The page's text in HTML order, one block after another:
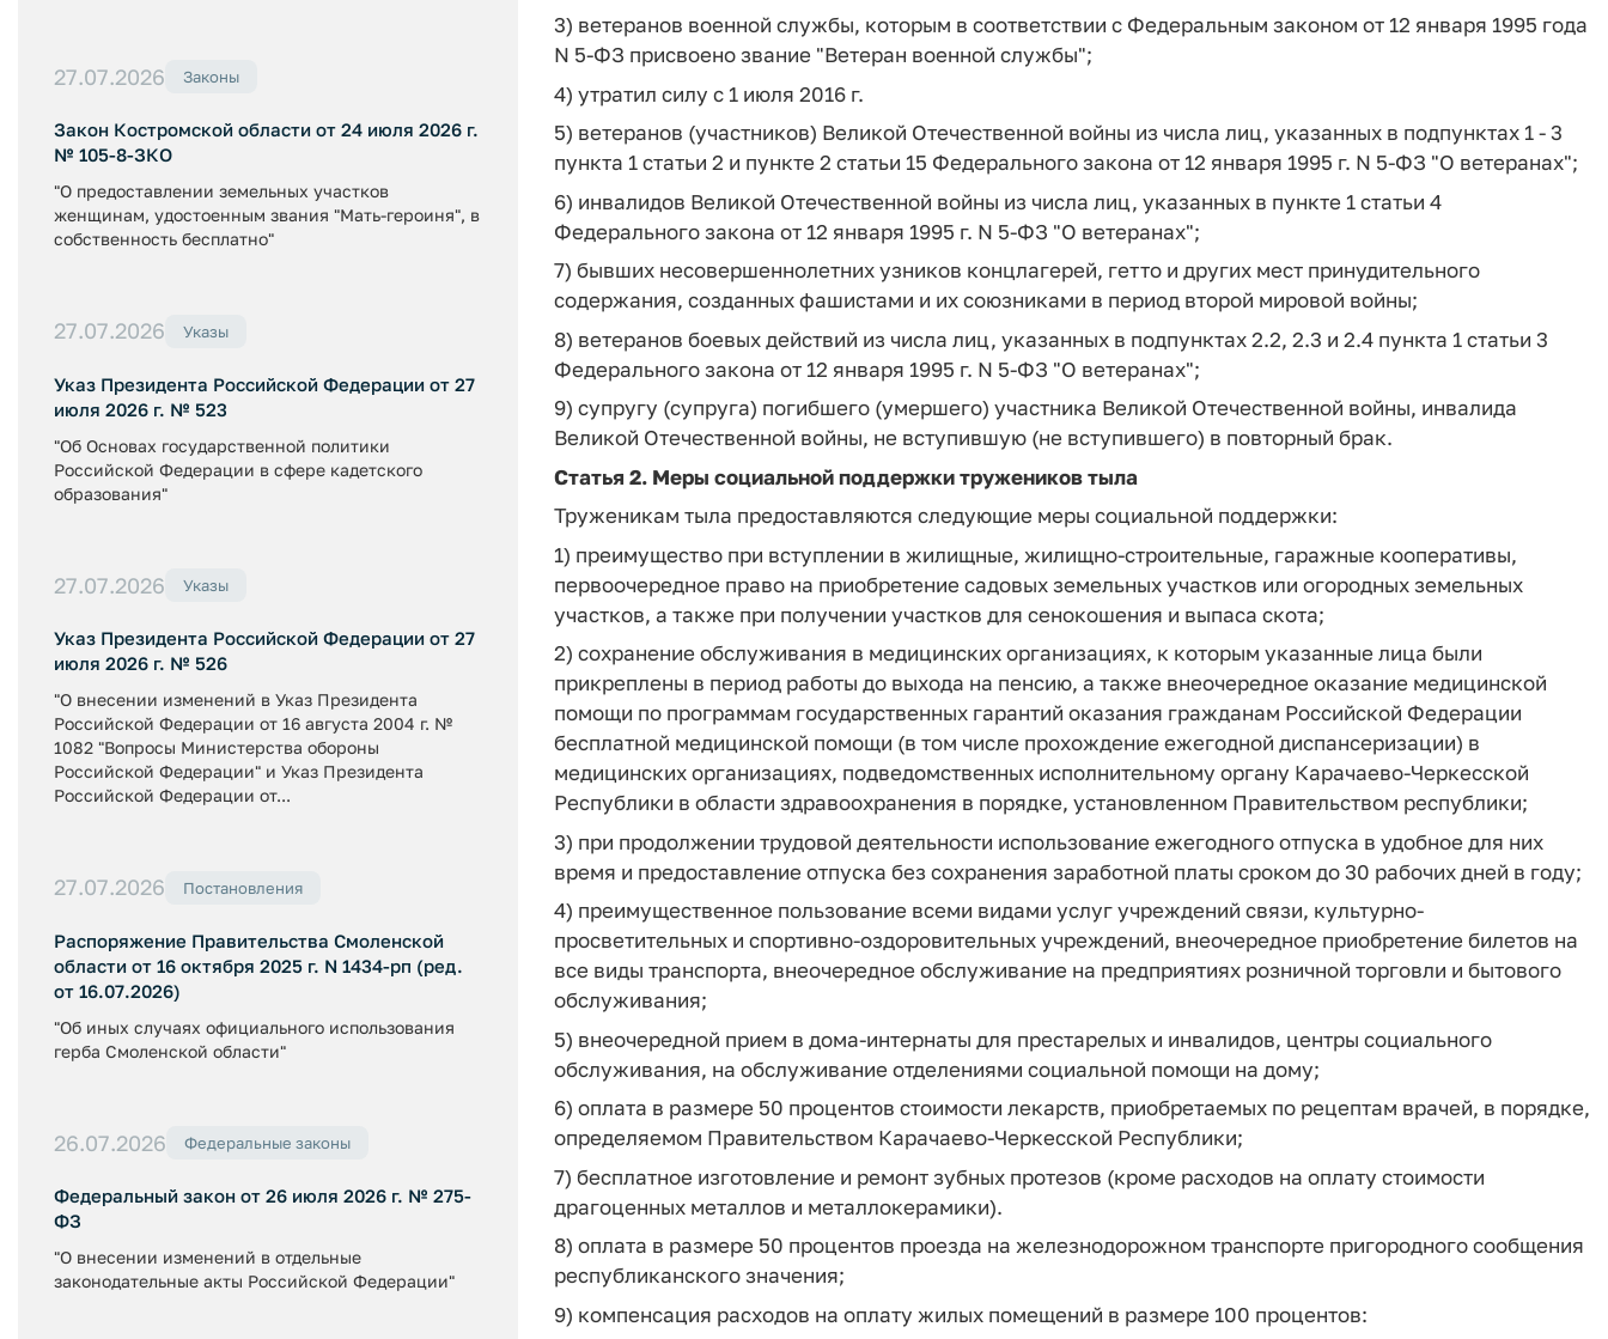
27.07.2026 Законы
Закон Костромской области от 24 июля 2026 г.
№ 105-8-ЗКО
"О предоставлении земельных участков
женщинам, удостоенным звания "Мать-героиня", в
собственность бесплатно"
27.07.2026 Указы
Указ Президента Российской Федерации от 27
июля 2026 г. № 523
"Об Основах государственной политики
Российской Федерации в сфере кадетского
образования"
27.07.2026 Указы
Указ Президента Российской Федерации от 27
июля 2026 г. № 526
"О внесении изменений в Указ Президента
Российской Федерации от 16 августа 2004 г. №
1082 "Вопросы Министерства обороны
Российской Федерации" и Указ Президента
Российской Федерации от...
27.07.2026 Постановления
Распоряжение Правительства Смоленской
области от 16 октября 2025 г. N 1434-рп (ред.
от 16.07.2026)
"Об иных случаях официального использования
герба Смоленской области"
26.07.2026 Федеральные законы
Федеральный закон от 26 июля 2026 г. № 275-
ФЗ
"О внесении изменений в отдельные
законодательные акты Российской Федерации"
3) ветеранов военной службы, которым в соответствии с Федеральным законом от 12 января 1995 года
N 5-ФЗ присвоено звание "Ветеран военной службы";
4) утратил силу с 1 июля 2016 г.
5) ветеранов (участников) Великой Отечественной войны из числа лиц, указанных в подпунктах 1 - 3
пункта 1 статьи 2 и пункте 2 статьи 15 Федерального закона от 12 января 1995 г. N 5-ФЗ "О ветеранах";
6) инвалидов Великой Отечественной войны из числа лиц, указанных в пункте 1 статьи 4
Федерального закона от 12 января 1995 г. N 5-ФЗ "О ветеранах";
7) бывших несовершеннолетних узников концлагерей, гетто и других мест принудительного
содержания, созданных фашистами и их союзниками в период второй мировой войны;
8) ветеранов боевых действий из числа лиц, указанных в подпунктах 2.2, 2.3 и 2.4 пункта 1 статьи 3
Федерального закона от 12 января 1995 г. N 5-ФЗ "О ветеранах";
9) супругу (супруга) погибшего (умершего) участника Великой Отечественной войны, инвалида
Великой Отечественной войны, не вступившую (не вступившего) в повторный брак.
Статья 2. Меры социальной поддержки тружеников тыла
Труженикам тыла предоставляются следующие меры социальной поддержки:
1) преимущество при вступлении в жилищные, жилищно-строительные, гаражные кооперативы,
первоочередное право на приобретение садовых земельных участков или огородных земельных
участков, а также при получении участков для сенокошения и выпаса скота;
2) сохранение обслуживания в медицинских организациях, к которым указанные лица были
прикреплены в период работы до выхода на пенсию, а также внеочередное оказание медицинской
помощи по программам государственных гарантий оказания гражданам Российской Федерации
бесплатной медицинской помощи (в том числе прохождение ежегодной диспансеризации) в
медицинских организациях, подведомственных исполнительному органу Карачаево-Черкесской
Республики в области здравоохранения в порядке, установленном Правительством республики;
3) при продолжении трудовой деятельности использование ежегодного отпуска в удобное для них
время и предоставление отпуска без сохранения заработной платы сроком до 30 рабочих дней в году;
4) преимущественное пользование всеми видами услуг учреждений связи, культурно-
просветительных и спортивно-оздоровительных учреждений, внеочередное приобретение билетов на
все виды транспорта, внеочередное обслуживание на предприятиях розничной торговли и бытового
обслуживания;
5) внеочередной прием в дома-интернаты для престарелых и инвалидов, центры социального
обслуживания, на обслуживание отделениями социальной помощи на дому;
6) оплата в размере 50 процентов стоимости лекарств, приобретаемых по рецептам врачей, в порядке,
определяемом Правительством Карачаево-Черкесской Республики;
7) бесплатное изготовление и ремонт зубных протезов (кроме расходов на оплату стоимости
драгоценных металлов и металлокерамики).
8) оплата в размере 50 процентов проезда на железнодорожном транспорте пригородного сообщения
республиканского значения;
9) компенсация расходов на оплату жилых помещений в размере 100 процентов: